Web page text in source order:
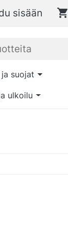
sisään shopping_cart
suojat
ulkoilu